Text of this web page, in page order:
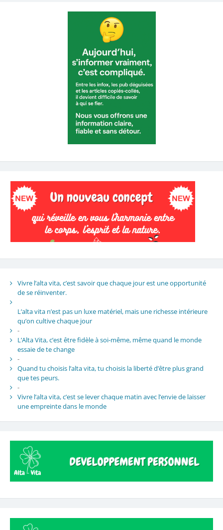
Vivre l’alta vita, c’est savoir que chaque jour est une opportunité
de se réinventer.
L’alta vita n’est pas un luxe matériel, mais une richesse intérieure
qu’on cultive chaque jour
-
L’Alta Vita, c’est être fidèle à soi-même, même quand le monde
essaie de te change
-
Quand tu choisis l’alta vita, tu choisis la liberté d’être plus grand
que tes peurs.
-
Vivre l’alta vita, c’est se lever chaque matin avec l’envie de laisser
une empreinte dans le monde